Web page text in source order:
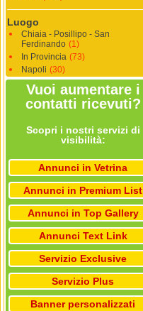
Luogo
Chiaia - Posillipo - San
Ferdinando (1)
In Provincia (73)
Napoli (30)
Vuoi aumentare i
contatti ricevuti?
Scopri i nostri servizi di
visibilità:
Annunci in Vetrina
Annunci in Premium List
Annunci in Top Gallery
Annunci Text Link
Servizio Exclusive
Servizio Plus
Banner personalizzati